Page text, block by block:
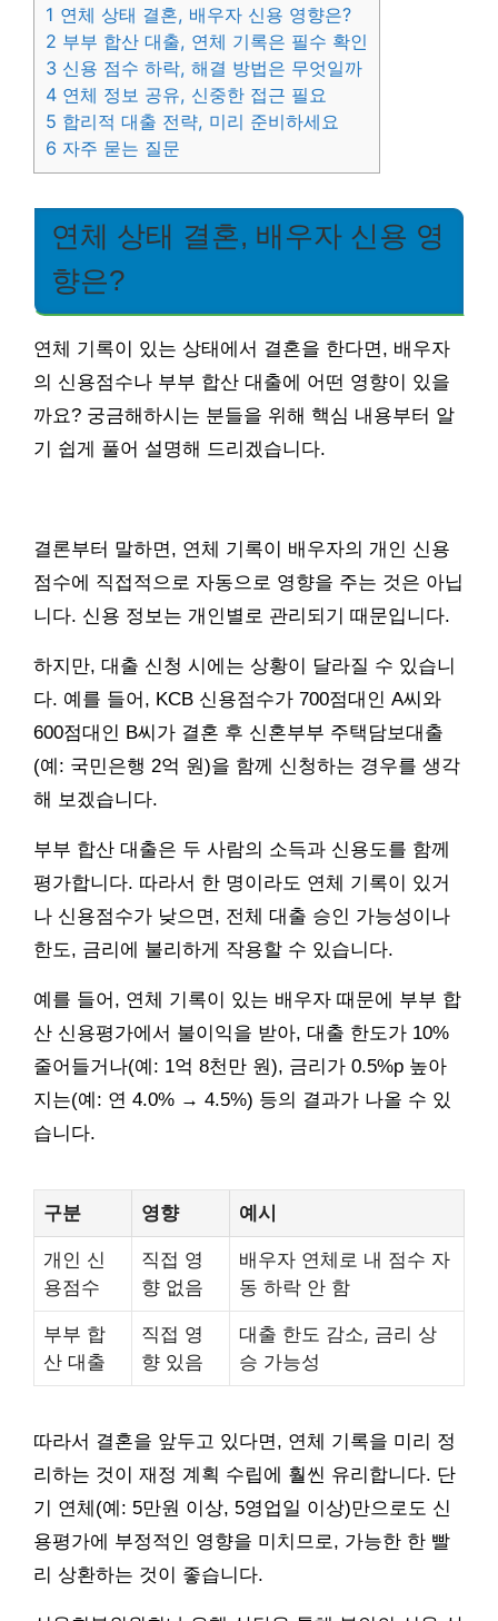
1 연체 상태 결혼, 배우자 신용 영향은?
2 부부 합산 대출, 연체 기록은 필수 확인
3 신용 점수 하락, 해결 방법은 무엇일까
4 연체 정보 공유, 신중한 접근 필요
5 합리적 대출 전략, 미리 준비하세요
6 자주 묻는 질문
연체 상태 결혼, 배우자 신용 영
향은?
연체 기록이 있는 상태에서 결혼을 한다면, 배우자
의 신용점수나 부부 합산 대출에 어떤 영향이 있을
까요? 궁금해하시는 분들을 위해 핵심 내용부터 알
기 쉽게 풀어 설명해 드리겠습니다.
결론부터 말하면, 연체 기록이 배우자의 개인 신용
점수에 직접적으로 자동으로 영향을 주는 것은 아닙
니다. 신용 정보는 개인별로 관리되기 때문입니다.
하지만, 대출 신청 시에는 상황이 달라질 수 있습니
다. 예를 들어, KCB 신용점수가 700점대인 A씨와
600점대인 B씨가 결혼 후 신혼부부 주택담보대출
(예: 국민은행 2억 원)을 함께 신청하는 경우를 생각
해 보겠습니다.
부부 합산 대출은 두 사람의 소득과 신용도를 함께
평가합니다. 따라서 한 명이라도 연체 기록이 있거
나 신용점수가 낮으면, 전체 대출 승인 가능성이나
한도, 금리에 불리하게 작용할 수 있습니다.
예를 들어, 연체 기록이 있는 배우자 때문에 부부 합
산 신용평가에서 불이익을 받아, 대출 한도가 10%
줄어들거나(예: 1억 8천만 원), 금리가 0.5%p 높아
지는(예: 연 4.0% → 4.5%) 등의 결과가 나올 수 있
습니다.
구분 영향 예시
개인 신
용점수
직접 영
향 없음
배우자 연체로 내 점수 자
동 하락 안 함
부부 합
산 대출
직접 영
향 있음
대출 한도 감소, 금리 상
승 가능성
따라서 결혼을 앞두고 있다면, 연체 기록을 미리 정
리하는 것이 재정 계획 수립에 훨씬 유리합니다. 단
기 연체(예: 5만원 이상, 5영업일 이상)만으로도 신
용평가에 부정적인 영향을 미치므로, 가능한 한 빨
리 상환하는 것이 좋습니다.